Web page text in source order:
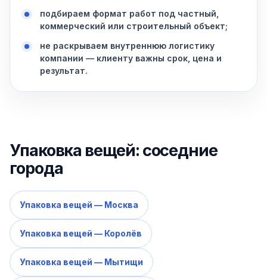
подбираем формат работ под частный,
коммерческий или строительный объект;
не раскрываем внутреннюю логистику
компании — клиенту важны срок, цена и
результат.
Упаковка вещей: соседние
города
Упаковка вещей — Москва
Упаковка вещей — Королёв
Упаковка вещей — Мытищи